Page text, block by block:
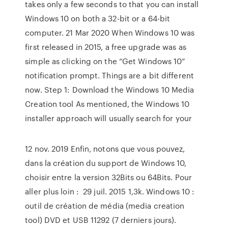
takes only a few seconds to that you can install
Windows 10 on both a 32-bit or a 64-bit
computer. 21 Mar 2020 When Windows 10 was
first released in 2015, a free upgrade was as
simple as clicking on the “Get Windows 10”
notification prompt. Things are a bit different
now. Step 1: Download the Windows 10 Media
Creation tool As mentioned, the Windows 10
installer approach will usually search for your
12 nov. 2019 Enfin, notons que vous pouvez,
dans la création du support de Windows 10,
choisir entre la version 32Bits ou 64Bits. Pour
aller plus loin : 29 juil. 2015 1,3k. Windows 10 :
outil de création de média (media creation
tool) DVD et USB 11292 (7 derniers jours).